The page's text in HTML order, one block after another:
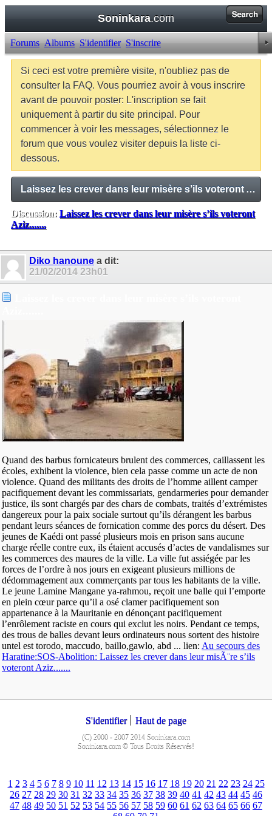
Soninkara.com
Forums Albums S'identifier S'inscrire
Si ceci est votre première visite, n'oubliez pas de
consulter la FAQ. Vous pourriez avoir à vous inscrire
avant de pouvoir poster: L'inscription se fait
uniquement à partir du site principal. Pour
commencer à voir les messages, sélectionnez le
forum que vous voulez visiter depuis la liste ci-
dessous.
Laissez les crever dans leur misère s’ils voteront Aziz.......
Discussion: Laissez les crever dans leur misère s’ils voteront
Aziz.......
Diko hanoune a dit:
21/02/2014 23h01
Quand des barbus fornicateurs brulent des commerces, caillassent les
écoles, exhibent la violence, bien cela passe comme un acte de non
violence. Quand des militants des droits de l’homme aillent camper
pacifiquement devant les commissariats, gendarmeries pour demander
justice, ils sont chargés par des chars de combats, traités d’extrémistes
dangereux pour la paix sociale surtout qu’ils dérangent les barbus
pendant leurs séances de fornication comme des porcs du désert. Des
jeunes de Kaédi ont passé plusieurs mois en prison sans aucune
charge réelle contre eux, ils étaient accusés d’actes de vandalismes sur
les commerces des maures de la ville. La ville fut assiégée par les
forces de l’ordre à nos jours en exigeant plusieurs millions de
dédommagement aux commerçants par tous les habitants de la ville.
Le jeune Lamine Mangane ya-rahmou, reçoit une balle qui l’emporte
en plein cœur parce qu’il a osé clamer pacifiquement son
appartenance à la Mauritanie en dénonçant pacifiquement
l’enrôlement raciste en cours qui exclut les noirs. Pendant ce temps,
des trous de balles devant leurs ordinateurs nous sortent des histoire
untel est torodo, maccudo, baillo,gawlo, abd ... lien: Au secours des
Haratine:SOS-Abolition: Laissez les crever dans leur misÃ¨re s’ils
voteront Aziz.......
S'identifier Haut de page
(C) 2000 - 2007 2014 Soninkara.com
Soninkara.com © Tous Droits Réservés!
1 2 3 4 5 6 7 8 9 10 11 12 13 14 15 16 17 18 19 20 21 22 23 24 25
26 27 28 29 30 31 32 33 34 35 36 37 38 39 40 41 42 43 44 45 46
47 48 49 50 51 52 53 54 55 56 57 58 59 60 61 62 63 64 65 66 67